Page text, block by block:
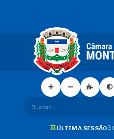
Buscar...
ÚLTIMA SESSÃO